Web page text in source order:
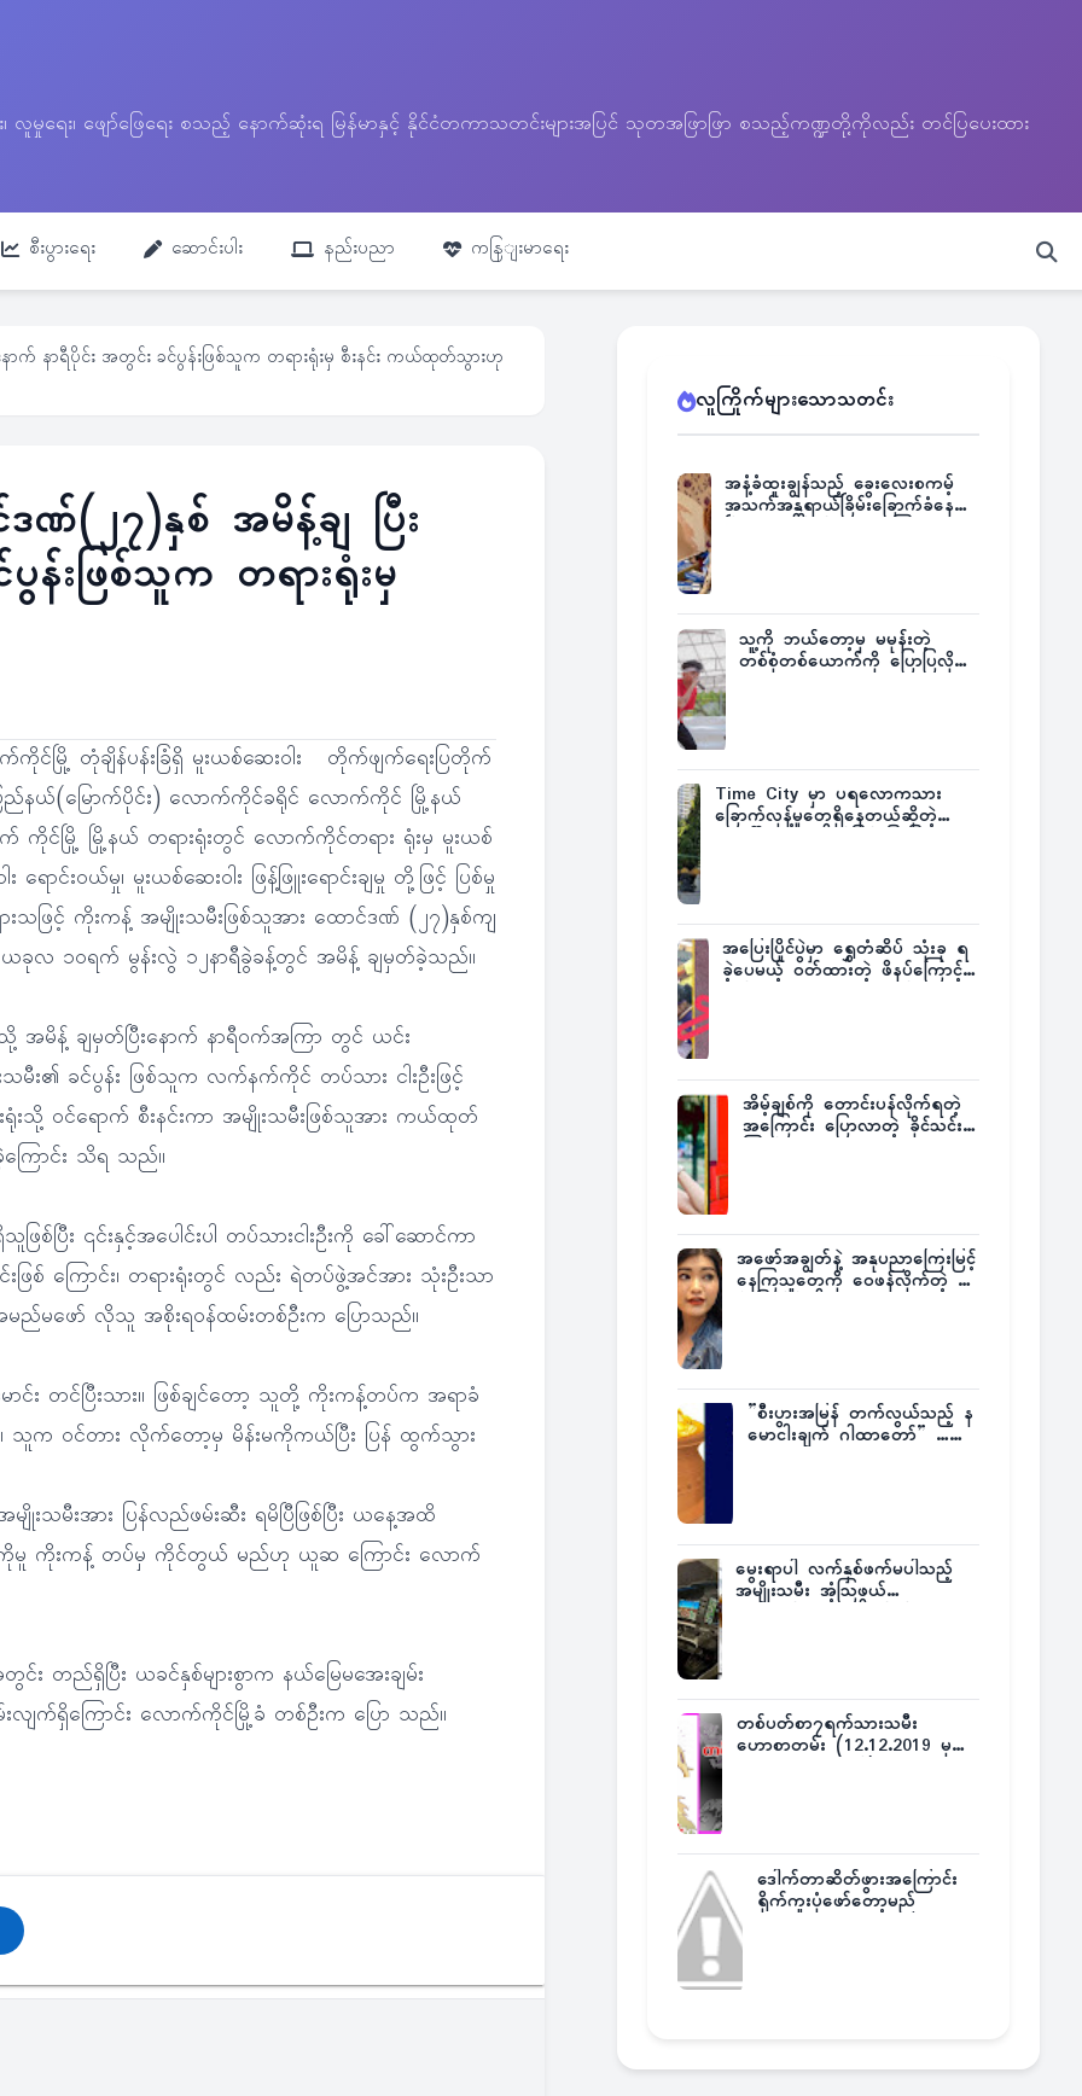
ေး၊ လူမှုရေး၊ ဖျော်ဖြေရေး စသည့် နောက်ဆုံးရ မြန်မာနှင့် နိုင်ငံတကာသတင်းများအပြင် သုတအဖြာဖြာ စသည့်ကဏ္ဍတို့ကိုလည်း တင်ပြပေးထား
စီးပွားရေး ဆောင်းပါး နည်းပညာ ကနြျးမာရေး
ောက် နာရီပိုင်း အတွင်း ခင်ပွန်းဖြစ်သူက တရားရုံးမှ စီးနင်း ကယ်ထုတ်သွားဟု
ဏ်(၂၇)နှစ် အမိန့်ချ ပြီး
န်းဖြစ်သူက တရားရုံးမှ
ကိုင်မြို့ တုံချိန်ပန်းခြံရှိ မူးယစ်ဆေးဝါး တိုက်ဖျက်ရေးပြတိုက်
ြည်နယ်(မြောက်ပိုင်း) လောက်ကိုင်ခရိုင် လောက်ကိုင် မြို့နယ်
ကိုင်မြို့ မြို့နယ် တရားရုံးတွင် လောက်ကိုင်တရား ရုံးမှ မူးယစ်
း ရောင်းဝယ်မှု၊ မူးယစ်ဆေးဝါး ဖြန့်ဖြူးရောင်းချမှု တို့ဖြင့် ပြစ်မှု
းသဖြင့် ကိုးကန့် အမျိုးသမီးဖြစ်သူအား ထောင်ဒဏ် (၂၇)နှစ်ကျ
ယခုလ ၁ဝရက် မွန်းလွဲ ၁၂နာရီခွဲခန့်တွင် အမိန့် ချမှတ်ခဲ့သည်။
အမိန့် ချမှတ်ပြီးနောက် နာရီဝက်အကြာ တွင် ယင်း
သမီး၏ ခင်ပွန်း ဖြစ်သူက လက်နက်ကိုင် တပ်သား ငါးဦးဖြင့်
ရုံးသို့ ဝင်ရောက် စီးနင်းကာ အမျိုးသမီးဖြစ်သူအား ကယ်ထုတ်
ကြောင်း သိရ သည်။
ြီး ၎င်းနှင့်အပေါင်းပါ တပ်သားငါးဦးကို ခေါ်ဆောင်ကာ
ြစ် ကြောင်း၊ တရားရုံးတွင် လည်း ရဲတပ်ဖွဲ့အင်အား သုံးဦးသာ
မည်မဖော် လိုသူ အစိုးရဝန်ထမ်းတစ်ဦးက ပြောသည်။
တင်ပြီးသား။ ဖြစ်ချင်တော့ သူတို့ ကိုးကန့်တပ်က အရာခံ
သူက ဝင်တား လိုက်တော့မှ မိန်းမကိုကယ်ပြီး ပြန် ထွက်သွား
သမီးအား ပြန်လည်ဖမ်းဆီး ရမိပြီဖြစ်ပြီး ယနေ့အထိ
စ်သူကိုမူ ကိုးကန့် တပ်မှ ကိုင်တွယ် မည်ဟု ယူဆ ကြောင်း လောက်
ည်ရှိပြီး ယခင်နှစ်များစွာက နယ်မြေမအေးချမ်း
ျက်ရှိကြောင်း လောက်ကိုင်မြို့ခံ တစ်ဦးက ပြော သည်။
လူကြိုက်များသောသတင်း
အနံ့ခံထူးချွန်သည့် ခွေးလေးစကမ့်
အသက်အန္တရာယ်ခြိမ်းခြောက်ခံနေရ
သူ့ကို ဘယ်တော့မှ မမုန်းတဲ့
တစ်စုံတစ်ယောက်ကို ပြောပြလိုက်
Time City မှာ ပရလောကသား
ခြောက်လှန့်မှုတွေရှိနေတယ်ဆိုတဲ့
အပြေးပြိုင်ပွဲမှာ ရွှေတံဆိပ် သုံးခု ရ
ခဲ့ပေမယ့် ဝတ်ထားတဲ့ ဖိနပ်ကြောင့်
အိမ့်ချစ်ကို တောင်းပန်လိုက်ရတဲ့
အကြောင်း ပြောလာတဲ့ ခိုင်သင်း
အဖော်အချွတ်နဲ့ အနုပညာကြေးမြင့်
နေကြသူတွေကို ဝေဖန်လိုက်တဲ့ သ
”စီးပွားအမြန် တက်လွယ်သည့် န
မောငါးချက် ဂါထာတော်” ……
မွေးရာပါ လက်နှစ်ဖက်မပါသည့်
အမျိုးသမီး အံ့သြဖွယ်
တစ်ပတ်စာ၇ရက်သားသမီး
ဟောစာတမ်း (12.12.2019 မှ
ဒေါက်တာဆိတ်ဖွားအကြောင်း
ရိုက်ကူးပုံဖော်တော့မည်